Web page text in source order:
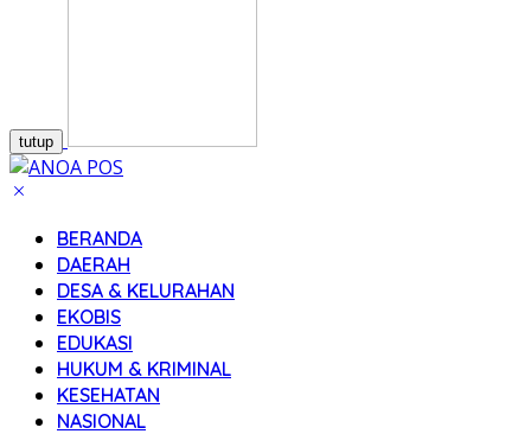
tutup
BERANDA
DAERAH
DESA & KELURAHAN
EKOBIS
EDUKASI
HUKUM & KRIMINAL
KESEHATAN
NASIONAL